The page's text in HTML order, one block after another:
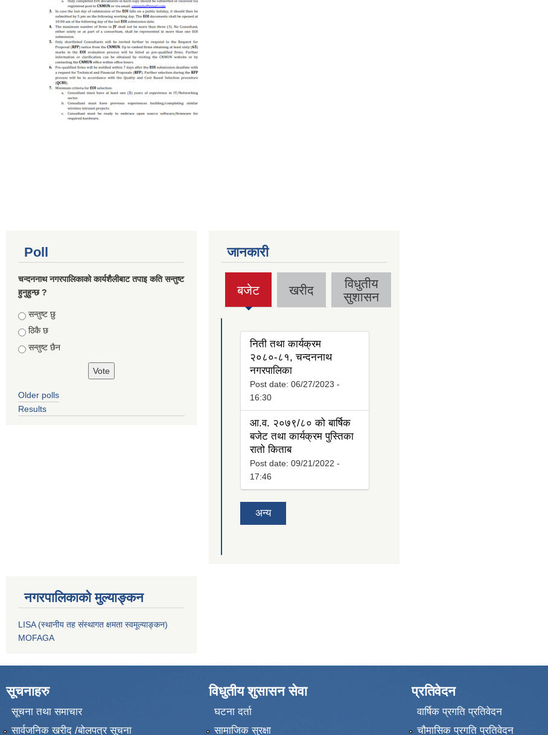
Poll
चन्दननाथ नगरपालिकाको कार्यशैलीबाट तपाइ कति सन्तुष्ट
हुनुहुन्छ ?
Choices
सन्तुष्ट छु
ठिकै छ
सन्तुष्ट छैन
Older polls
Results
जानकारी
बजेट
(active
tab)
खरीद
विधुतीय
सुशासन
निती तथा कार्यक्रम
२०८०-८१, चन्दननाथ
नगरपालिका
Post date: 06/27/2023 -
16:30
आ.व. २०७९/८० को बार्षिक
बजेट तथा कार्यक्रम पुस्तिका
रातो किताब
Post date: 09/21/2022 -
17:46
अन्य
नगरपालिकाको मुल्याङ्कन
LISA (स्थानीय तह संस्थागत क्षमता स्वमूल्याङ्कन)
MOFAGA
सूचनाहरु
सूचना तथा समाचार
सार्वजनिक खरीद /बोलपत्र सूचना
विधुतीय शुसासन सेवा
घटना दर्ता
सामाजिक सुरक्षा
प्रतिवेदन
वार्षिक प्रगति प्रतिवेदन
चौमासिक प्रगति प्रतिवेदन